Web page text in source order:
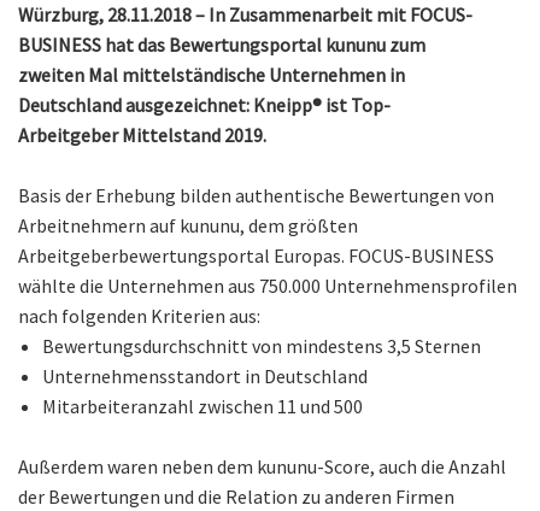
Würzburg, 28.11.2018 – In Zusammenarbeit mit FOCUS-
BUSINESS hat das Bewertungsportal kununu zum
zweiten Mal mittelständische Unternehmen in
Deutschland ausgezeichnet: Kneipp® ist Top-
Arbeitgeber Mittelstand 2019.
Basis der Erhebung bilden authentische Bewertungen von
Arbeitnehmern auf kununu, dem größten
Arbeitgeberbewertungsportal Europas. FOCUS-BUSINESS
wählte die Unternehmen aus 750.000 Unternehmensprofilen
nach folgenden Kriterien aus:
Bewertungsdurchschnitt von mindestens 3,5 Sternen
Unternehmensstandort in Deutschland
Mitarbeiteranzahl zwischen 11 und 500
Außerdem waren neben dem kununu-Score, auch die Anzahl
der Bewertungen und die Relation zu anderen Firmen